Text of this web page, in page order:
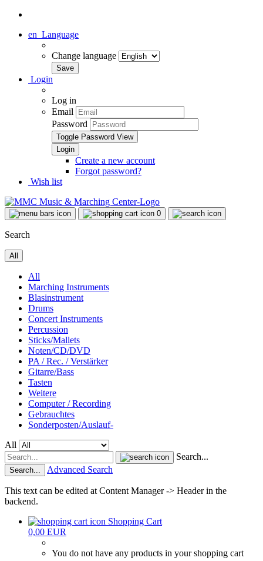
en Language
Change language
Login
Log in
Email
Password
Toggle Password View
Create a new account
Forgot password?
Wish list
0
Search
All
All
Marching Instruments
Blasinstrument
Drums
Concert Instruments
Percussion
Sticks/Mallets
Noten/CD/DVD
PA / Rec. / Verstärker
Gitarre/Bass
Tasten
Weitere
Computer / Recording
Gebrauchtes
Sonderposten/Auslauf-
All
Search...
Search... Advanced Search
This text can be edited at Content Manager -> Header in the
backend.
Shopping Cart
0,00 EUR
You do not have any products in your shopping cart